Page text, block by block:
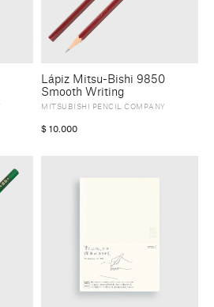
Lápiz Mitsu-Bishi 9850
Smooth Writing
MITSUBISHI PENCIL COMPANY
$ 10.000